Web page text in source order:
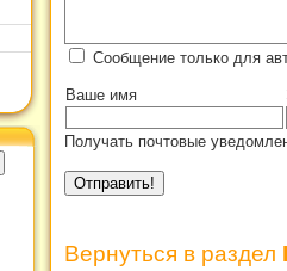
Сообщение только для
Ваше имя
Получать почтовые
Вернуться в раздел